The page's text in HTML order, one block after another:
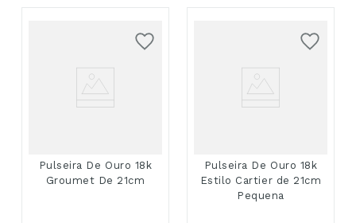
Pulseira De Ouro 18k
Groumet De 21cm
Pulseira De Ouro 18k
Estilo Cartier de 21cm
Pequena